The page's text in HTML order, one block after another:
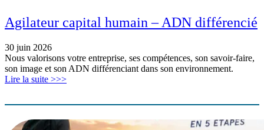
Agilateur capital humain – ADN différencié
30 juin 2026
Nous valorisons votre entreprise, ses compétences, son savoir-faire,
son image et son ADN différenciant dans son environnement.
Lire la suite >>>